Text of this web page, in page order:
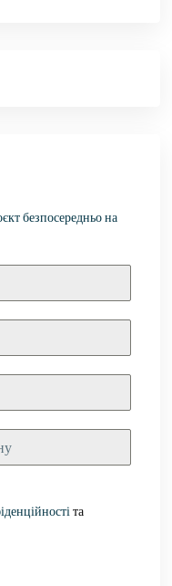
безпосередньо на
та